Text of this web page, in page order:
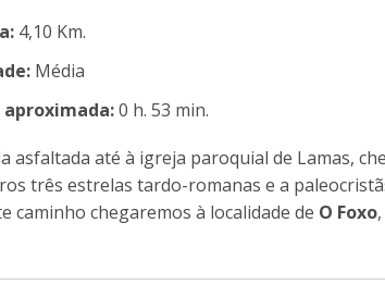
4,10 Km.
Média
aproximada:0 h. 53 min.
asfaltada até à igreja paroquial de Lamas,
três estrelas tardo-romanas e a
caminho chegaremos à localidade de O Foxo